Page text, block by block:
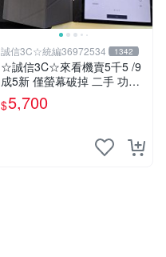
誠信3C☆統編36972534 1342
☆誠信3C☆來看機賣5千5 /9
成5新 僅螢幕破掉 二手 功能
正常 閱讀器 電子書 文石 BO
OX Note Air 3C 也可用各式
$5,700